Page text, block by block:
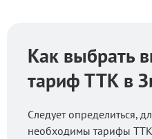
Как выбрать
тариф ТТК в
Следует определиться,
необходимы тарифы